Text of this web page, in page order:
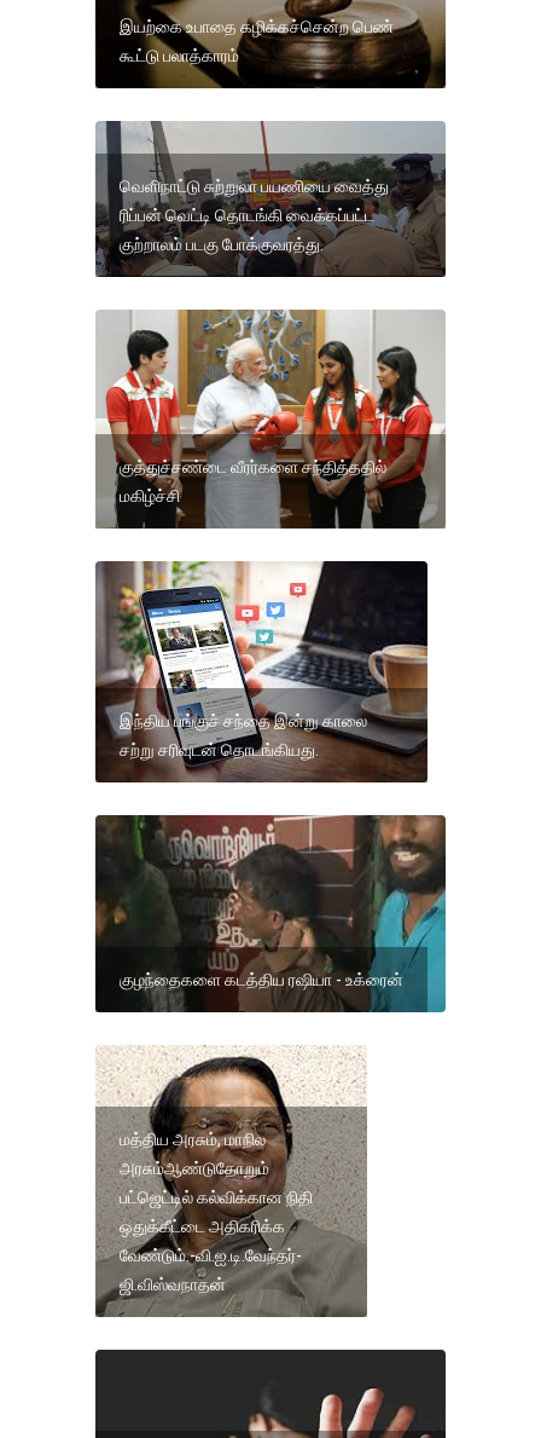
இயற்கை உபாதை கழிக்கச்சென்ற பெண்
கூட்டு பலாத்காரம்
வெளிநாட்டு சுற்றுலா பயணியை வைத்து
ரிப்பன் வெட்டி தொடங்கி வைக்கப்பட்ட
குற்றாலம் படகு போக்குவரத்து.
குத்துச்சண்டை வீரர்களை சந்தித்ததில்
மகிழ்ச்சி
இந்திய பங்குச் சந்தை இன்று காலை
சற்று சரிவுடன் தொடங்கியது.
குழந்தைகளை கடத்திய ரஷியா - உக்ரைன்
மத்திய அரசும், மாநில
அரசும்ஆண்டுதோறும்
பட்ஜெட்டில் கல்விக்கான நிதி
ஒதுக்கீட்டை அதிகரிக்க
வேண்டும்.-வி.ஐ.டி.வேந்தர்-
ஜி.விஸ்வநாதன்